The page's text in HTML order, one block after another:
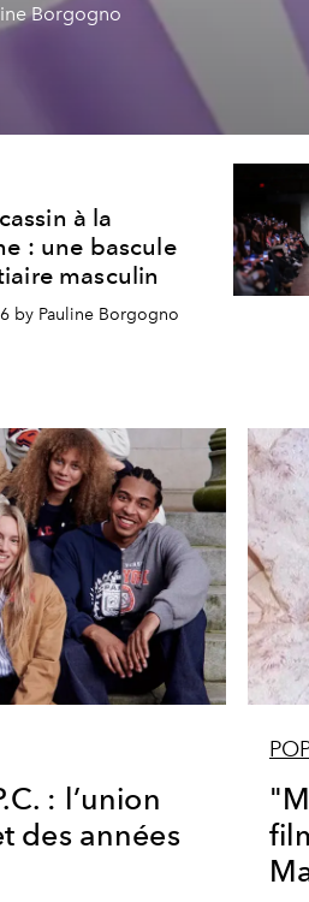
Borgogno
à la
: une bascule
masculin
by Pauline Borgogno
: l’union
des années